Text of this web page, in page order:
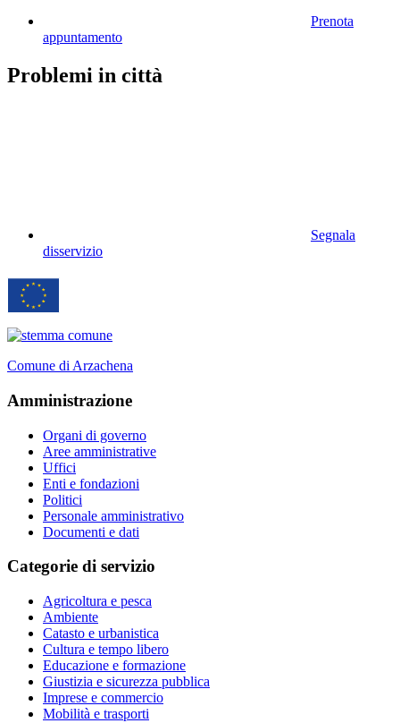
Prenota
appuntamento
Problemi in città
Segnala
disservizio
Comune di Arzachena
Amministrazione
Organi di governo
Aree amministrative
Uffici
Enti e fondazioni
Politici
Personale amministrativo
Documenti e dati
Categorie di servizio
Agricoltura e pesca
Ambiente
Catasto e urbanistica
Cultura e tempo libero
Educazione e formazione
Giustizia e sicurezza pubblica
Imprese e commercio
Mobilità e trasporti